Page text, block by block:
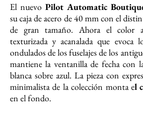
El nuevo Pilot Automatic
su caja de acero de 40 mm con el
de gran tamaño. Ahora el color
texturizada y acanalada que evoca
ondulados de los fuselajes de los
mantiene la ventanilla de fecha con
blanca sobre azul. La pieza con
minimalista de la colección monta el
en el fondo.